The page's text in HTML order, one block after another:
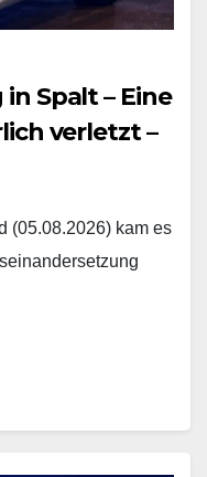
Spalt – Eine
verletzt –
(05.08.2026) kam es